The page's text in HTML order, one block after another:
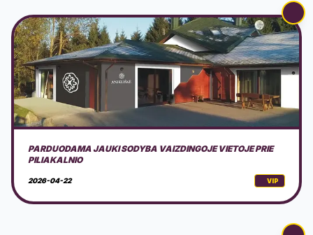
SOSVAN - RASK VEŽĖJĄ IR KAINĄ GREITAI
2026-03-18 VIP